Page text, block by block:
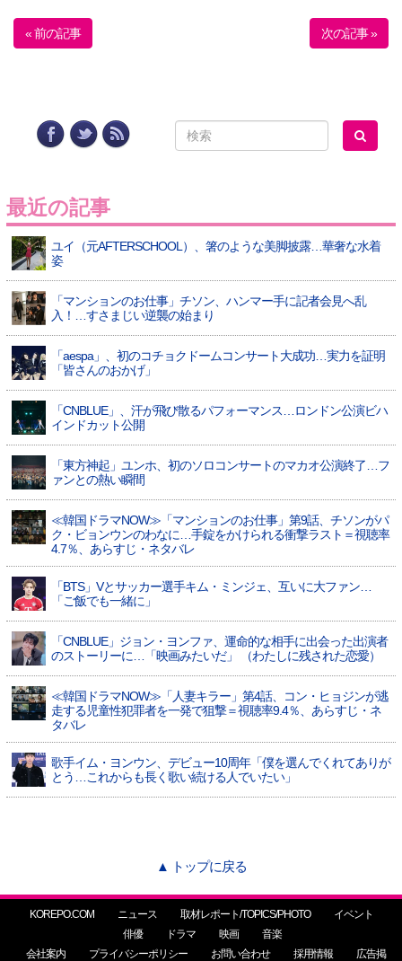
« 前の記事 次の記事 »
最近の記事
ユイ（元AFTERSCHOOL）、箸のような美脚披露…華奢な水着
姿
「マンションのお仕事」チソン、ハンマー手に記者会見へ乱
入！…すさまじい逆襲の始まり
「aespa」、初のコチョクドームコンサート大成功…実力を証明
「皆さんのおかげ」
「CNBLUE」、汗が飛び散るパフォーマンス…ロンドン公演ビハ
インドカット公開
「東方神起」ユンホ、初のソロコンサートのマカオ公演終了…フ
ァンとの熱い瞬間
≪韓国ドラマNOW≫「マンションのお仕事」第9話、チソンがパ
ク・ビョンウンのわなに…手錠をかけられる衝撃ラスト＝視聴率
4.7％、あらすじ・ネタバレ
「BTS」Vとサッカー選手キム・ミンジェ、互いに大ファン…
「ご飯でも一緒に」
「CNBLUE」ジョン・ヨンファ、運命的な相手に出会った出演者
のストーリーに…「映画みたいだ」 （わたしに残された恋愛）
≪韓国ドラマNOW≫「人妻キラー」第4話、コン・ヒョジンが逃
走する児童性犯罪者を一発で狙撃＝視聴率9.4％、あらすじ・ネ
タバレ
歌手イム・ヨンウン、デビュー10周年「僕を選んでくれてありが
とう…これからも長く歌い続ける人でいたい」
▲ トップに戻る
KOREPO.COM ニュース 取材レポート/TOPICS/PHOTO
イベント
俳優
ドラマ 映画
音楽
会社案内
プライバシーポリシー お問い合わせ 採用情報 広告掲